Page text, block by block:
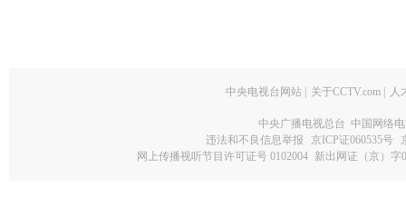
中央电视台网站 关于CCTV.com 人
中央广播电视总台 中国网络
违法和不良信息举报
京ICP证060535号
网上传播视听节目许可证号 0102004 新出网证（京）